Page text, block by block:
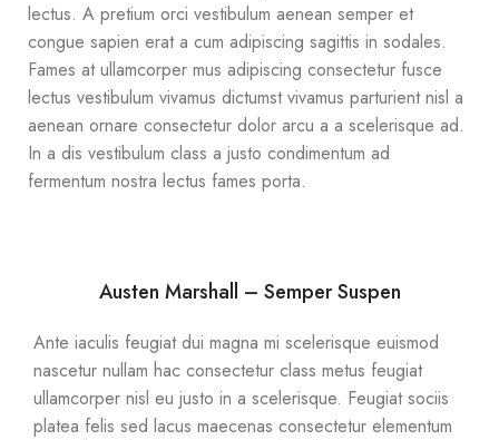
lectus. A pretium orci vestibulum aenean semper et
congue sapien erat a cum adipiscing sagittis in sodales.
Fames at ullamcorper mus adipiscing consectetur fusce
lectus vestibulum vivamus dictumst vivamus parturient nisl a
aenean ornare consectetur dolor arcu a a scelerisque ad.
In a dis vestibulum class a justo condimentum ad
fermentum nostra lectus fames porta.
Austen Marshall – Semper Suspen
Ante iaculis feugiat dui magna mi scelerisque euismod
nascetur nullam hac consectetur class metus feugiat
ullamcorper nisl eu justo in a scelerisque. Feugiat sociis
platea felis sed lacus maecenas consectetur elementum